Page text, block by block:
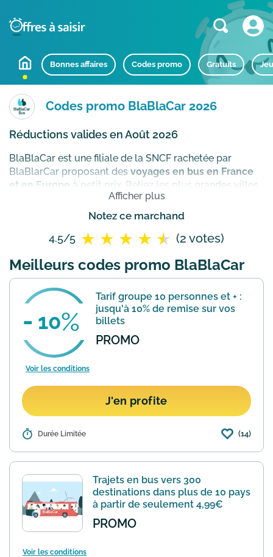
Bonnes affaires Codes promo Gratuits
Codes promo BlaBlaCar 2026
Réductions valides en Août 2026
BlaBlaCar est une filiale de la SNCF rachetée par
BlaBlarCar proposant des voyages en bus en France
et en Europe à petit prix. Reliez les plus grandes villes
de France et d'Europe telles que Londres, Amsterdam,
Barcelone, Milan, Bruxelles… à des tarifs défiants toute
voyager, choisissez Ouibus pour le confort, l’ambiance
surtout pour le rapport qualité/prix.
Afficher plus
Notez ce marchand
4.5/5 (2 votes)
Meilleurs codes promo BlaBlaCar
10
Tarif groupe 10 personnes et + :
jusqu'à 10% de remise sur vos
billets
PROMO
Voir les conditions
J'en profite
Détails : Offre soumise à conditions, sous
groupes de 10 à 30 personnes, la
réduction maximale possible est de 10
% pour chaque passager de...En savoir
plus
Durée Limitée (14)
Trajets en bus vers 300
destinations dans plus de 10 pays
à partir de seulement 4,99€
PROMO
Voir les conditions